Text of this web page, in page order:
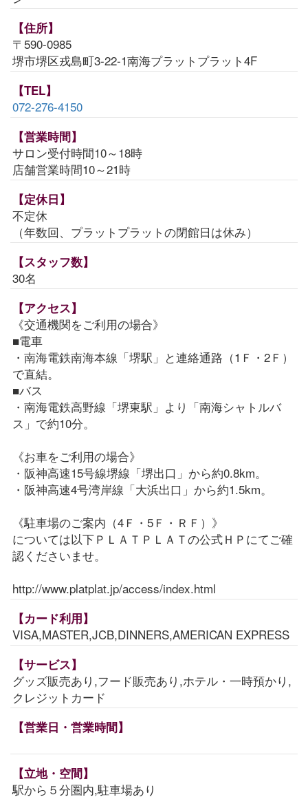
【住所】
〒590-0985
堺市堺区戎島町3-22-1南海プラットプラット4F
【TEL】
072-276-4150
【営業時間】
サロン受付時間10～18時
店舗営業時間10～21時
【定休日】
不定休
（年数回、プラットプラットの閉館日は休み）
【スタッフ数】
30名
【アクセス】
《交通機関をご利用の場合》
■電車
・南海電鉄南海本線「堺駅」と連絡通路（1Ｆ・2Ｆ）
で直結。
■バス
・南海電鉄高野線「堺東駅」より「南海シャトルバ
ス」で約10分。
《お車をご利用の場合》
・阪神高速15号線堺線「堺出口」から約0.8km。
・阪神高速4号湾岸線「大浜出口」から約1.5km。
《駐車場のご案内（4Ｆ・5Ｆ・ＲＦ）》
については以下ＰＬＡＴＰＬＡＴの公式ＨＰにてご確
認くださいませ。
http://www.platplat.jp/access/index.html
【カード利用】
VISA,MASTER,JCB,DINNERS,AMERICAN EXPRESS
【サービス】
グッズ販売あり,フード販売あり,ホテル・一時預かり,
クレジットカード
【営業日・営業時間】
【立地・空間】
駅から５分圏内,駐車場あり